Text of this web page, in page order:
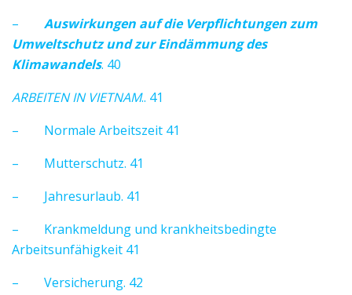
– Auswirkungen auf die Verpflichtungen zum
Umweltschutz und zur Eindämmung des
Klimawandels. 40
ARBEITEN IN VIETNAM.. 41
– Normale Arbeitszeit 41
– Mutterschutz. 41
– Jahresurlaub. 41
– Krankmeldung und krankheitsbedingte
Arbeitsunfähigkeit 41
– Versicherung. 42